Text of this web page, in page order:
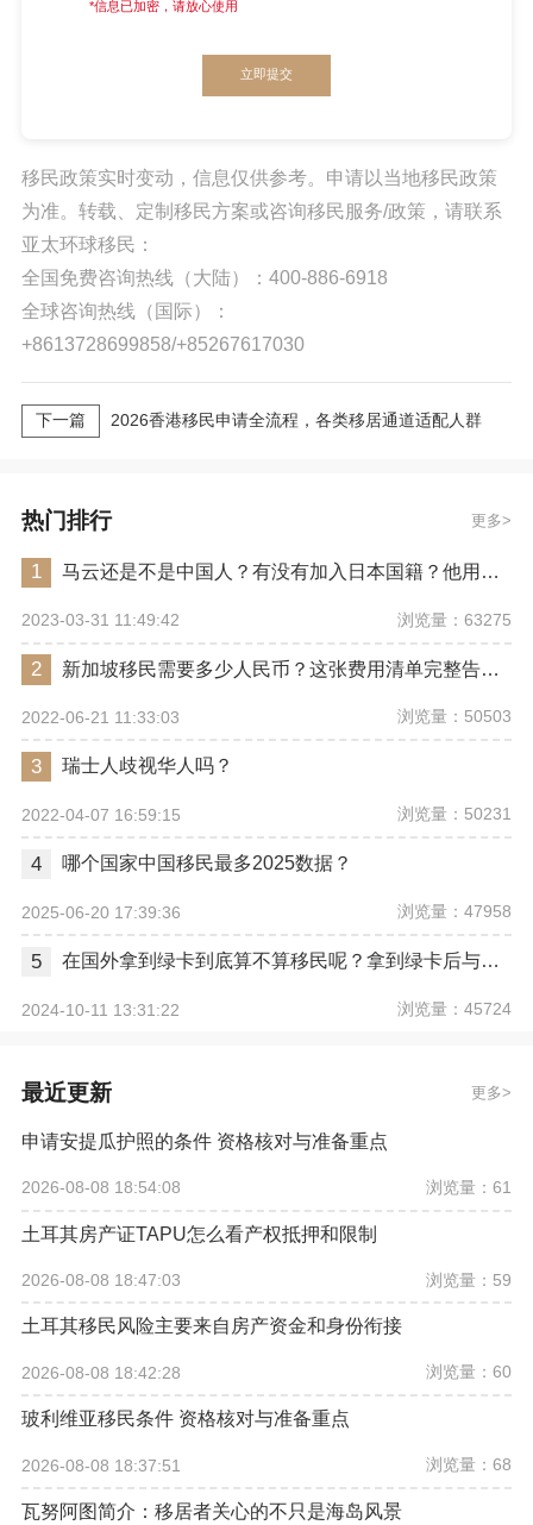
*信息已加密，请放心使用
立即提交
移民政策实时变动，信息仅供参考。申请以当地移民政策
为准。转载、定制移民方案或咨询移民服务/政策，请联系
亚太环球移民：
全国免费咨询热线（大陆）：400-886-6918
全球咨询热线（国际）：
+8613728699858/+85267617030
下一篇 2026香港移民申请全流程，各类移居通道适配人群
热门排行 更多
1 马云还是不是中国人？有没有加入日本国籍？他用了哪些身份畅行世界？
2023-03-31 11:49:42 浏览量：63275
2 新加坡移民需要多少人民币？这张费用清单完整告诉你
2022-06-21 11:33:03 浏览量：50503
3 瑞士人歧视华人吗？
2022-04-07 16:59:15 浏览量：50231
4 哪个国家中国移民最多2025数据？
2025-06-20 17:39:36 浏览量：47958
5 在国外拿到绿卡到底算不算移民呢？拿到绿卡后与正式移民有哪些区别？
2024-10-11 13:31:22 浏览量：45724
最近更新 更多
申请安提瓜护照的条件 资格核对与准备重点
2026-08-08 18:54:08 浏览量：61
土耳其房产证TAPU怎么看产权抵押和限制
2026-08-08 18:47:03 浏览量：59
土耳其移民风险主要来自房产资金和身份衔接
2026-08-08 18:42:28 浏览量：60
玻利维亚移民条件 资格核对与准备重点
2026-08-08 18:37:51 浏览量：68
瓦努阿图简介：移居者关心的不只是海岛风景